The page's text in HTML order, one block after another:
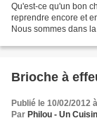
Qu'est-ce qu'un bon
reprendre encore et
Nous sommes dans
Brioche à
Publié le 10/02/2012
Par Philou - Un